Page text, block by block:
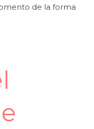
de la forma